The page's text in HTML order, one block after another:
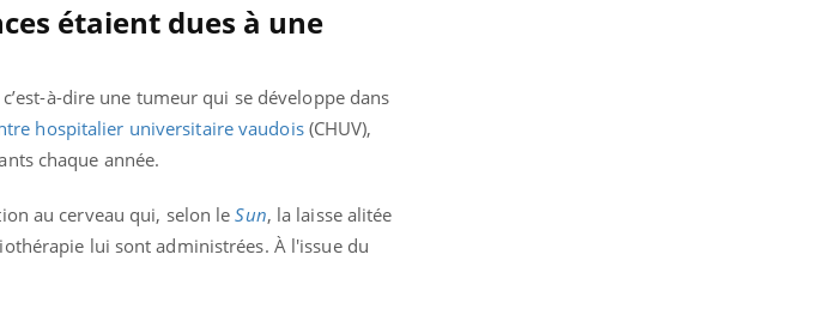
étaient dues à une
à-dire une tumeur qui se développe dans
hospitalier universitaire vaudois(CHUV), ​​
chaque année.
au cerveau qui, selon leSun, la laisse alitée
lui sont administrées. À l'issue du